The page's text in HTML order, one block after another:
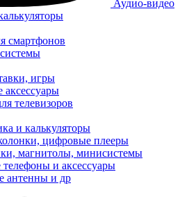
Аудио-видео
смартфонов
игры
телевизоров
и калькуляторы
цифровые плееры
магнитолы, минисистемы
и аксессуары
антенны и др